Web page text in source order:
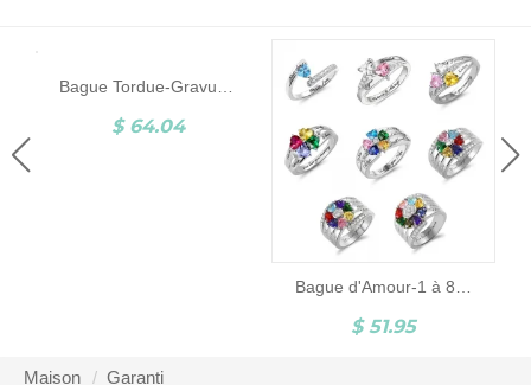
$ 64.04
$ 51.95
Maison Garanti